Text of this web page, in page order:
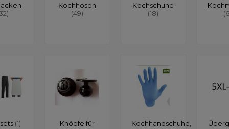
Kochhosen
(49)
Kochschuhe
(18)
(1)
Knöpfe für
Kochhandschuhe,